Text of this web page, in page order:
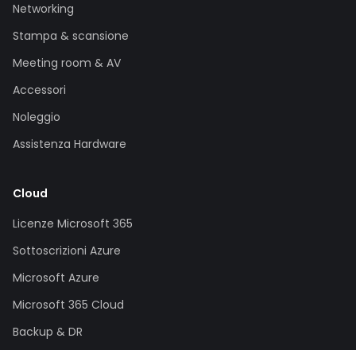
Networking
Stampa & scansione
Meeting room & AV
Accessori
Noleggio
Assistenza Hardware
Cloud
Licenze Microsoft 365
Sottoscrizioni Azure
Microsoft Azure
Microsoft 365 Cloud
Backup & DR